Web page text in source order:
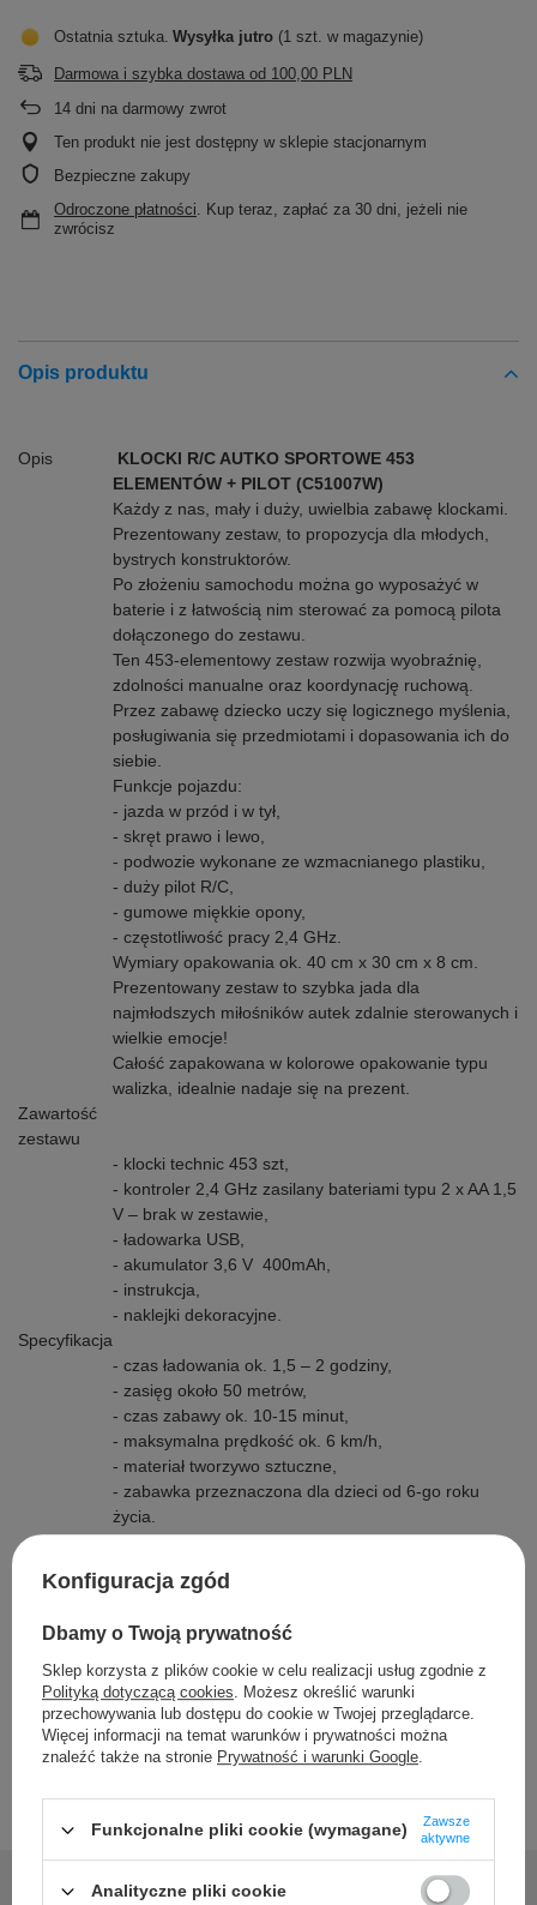
Ostatnia sztuka Wysyłka jutro (1 szt. w magazynie)
Darmowa i szybka dostawa od 100,00 PLN
14 dni na darmowy zwrot
Ten produkt nie jest dostępny w sklepie stacjonarnym
Bezpieczne zakupy
Odroczone płatności. Kup teraz, zapłać za 30 dni, jeżeli nie
zwrócisz
Opis produktu
Opis
KLOCKI R/C AUTKO SPORTOWE 453
ELEMENTÓW + PILOT (C51007W)
Każdy z nas, mały i duży, uwielbia zabawę klockami.
Prezentowany zestaw, to propozycja dla młodych,
bystrych konstruktorów.
Po złożeniu samochodu można go wyposażyć w
baterie i z łatwością nim sterować za pomocą pilota
dołączonego do zestawu.
Ten 453-elementowy zestaw rozwija wyobraźnię,
zdolności manualne oraz koordynację ruchową.
Przez zabawę dziecko uczy się logicznego myślenia,
posługiwania się przedmiotami i dopasowania ich do
siebie.
Funkcje pojazdu:
- jazda w przód i w tył,
- skręt prawo i lewo,
- podwozie wykonane ze wzmacnianego plastiku,
- duży pilot R/C,
- gumowe miękkie opony,
- częstotliwość pracy 2,4 GHz.
Wymiary opakowania ok. 40 cm x 30 cm x 8 cm.
Prezentowany zestaw to szybka jada dla
najmłodszych miłośników autek zdalnie sterowanych i
wielkie emocje!
Całość zapakowana w kolorowe opakowanie typu
walizka, idealnie nadaje się na prezent.
Zawartość
zestawu
- klocki technic 453 szt,
- kontroler 2,4 GHz zasilany bateriami typu 2 x AA 1,5
V – brak w zestawie,
- ładowarka USB,
- akumulator 3,6 V 400mAh,
- instrukcja,
- naklejki dekoracyjne.
Specyfikacja
- czas ładowania ok. 1,5 – 2 godziny,
- zasięg około 50 metrów,
- czas zabawy ok. 10-15 minut,
- maksymalna prędkość ok. 6 km/h,
- materiał tworzywo sztuczne,
- zabawka przeznaczona dla dzieci od 6-go roku
życia.
Opinie
Konfiguracja zgód
Dbamy o Twoją prywatność
Sklep korzysta z plików cookie w celu realizacji usług zgodnie z
Polityką dotyczącą cookies. Możesz określić warunki
przechowywania lub dostępu do cookie w Twojej przeglądarce.
Więcej informacji na temat warunków i prywatności można
znaleźć także na stronie Prywatność i warunki Google.
Funkcjonalne pliki cookie (wymagane)
Zawsze
aktywne
Analityczne pliki cookie